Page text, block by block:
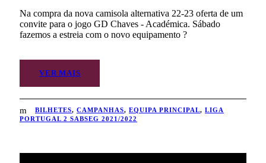
Na compra da nova camisola alternativa 22-23 oferta de um
convite para o jogo GD Chaves - Académica. Sábado
fazemos a estreia com o novo equipamento ?
VER MAIS
BILHETES, CAMPANHAS, EQUIPA PRINCIPAL, LIGA
PORTUGAL 2 SABSEG 2021/2022